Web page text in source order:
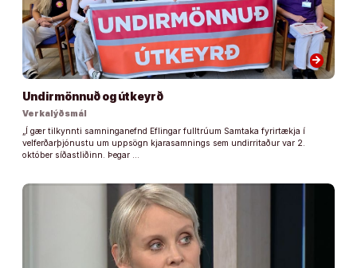
arrow_forward
Undirmönnuð og útkeyrð
Verkalýðsmál
„Í gær tilkynnti samninganefnd Eflingar fulltrúum Samtaka fyrirtækja í
velferðarþjónustu um uppsögn kjarasamnings sem undirritaður var 2.
október síðastliðinn. Þegar …